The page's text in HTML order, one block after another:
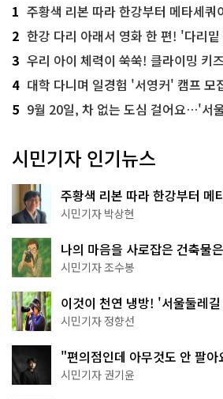
1 주황색 리본 따라 한강부터 메타세쿼이아 숲
2 한강 다리 아래서 영화 한 편! '다리
3 우리 아이 체력이 쑥쑥! 클라이밍 키
4 대학 다니며 일경험 '서영커' 캠프
5 9월 20일, 차 없는 도심 걸어요…'서울 걷자
시민기자 인기뉴스
주황색 리본 따라 한강부터
서울둘레길 15코스
시민기자 박상현
나의 마음을 사로잡은 건축물
상작 공개!
시민기자 조수봉
이것이 천연 냉방! '서울둘레
나볼까
시민기자 정향선
"편의점인데 아무것도 안 팔
한 편의점의 정체
시민기자 권기윤